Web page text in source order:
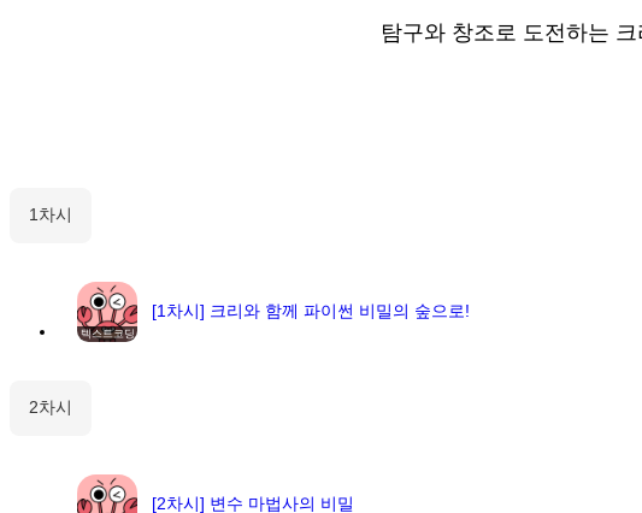
탐구와 창조로 도전하는
1차시
텍스트코딩
[1차시] 크리와 함께 파이썬 비밀의 숲으로!
2차시
[2차시] 변수 마법사의 비밀